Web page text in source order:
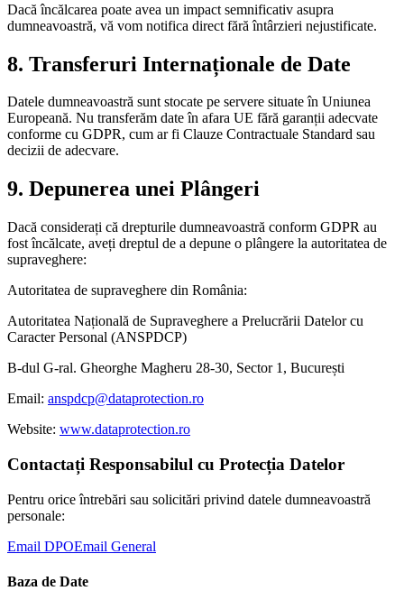
Dacă încălcarea poate avea un impact semnificativ asupra
dumneavoastră, vă vom notifica direct fără întârzieri nejustificate.
8. Transferuri Internaționale de Date
Datele dumneavoastră sunt stocate pe servere situate în Uniunea
Europeană. Nu transferăm date în afara UE fără garanții adecvate
conforme cu GDPR, cum ar fi Clauze Contractuale Standard sau
decizii de adecvare.
9. Depunerea unei Plângeri
Dacă considerați că drepturile dumneavoastră conform GDPR au
fost încălcate, aveți dreptul de a depune o plângere la autoritatea de
supraveghere:
Autoritatea de supraveghere din România:
Autoritatea Națională de Supraveghere a Prelucrării Datelor cu
Caracter Personal (ANSPDCP)
B-dul G-ral. Gheorghe Magheru 28-30, Sector 1, București
Email: anspdcp@dataprotection.ro
Website: www.dataprotection.ro
Contactați Responsabilul cu Protecția Datelor
Pentru orice întrebări sau solicitări privind datele dumneavoastră
personale:
Email DPOEmail General
Baza de Date